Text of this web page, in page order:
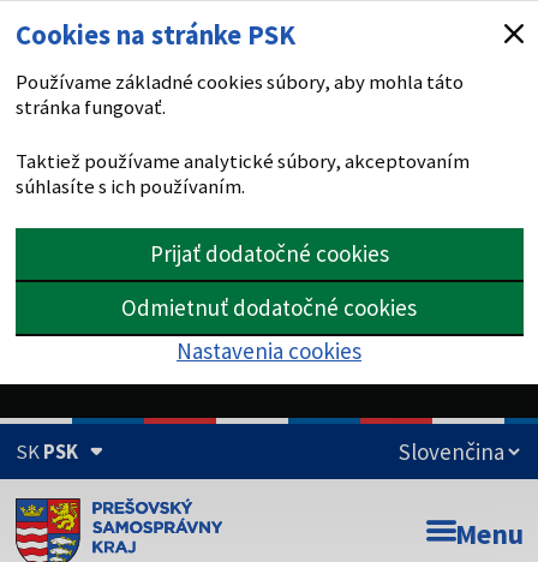
Cookies na stránke PSK
Používame základné cookies súbory, aby mohla táto
stránka fungovať.
Taktiež používame analytické súbory, akceptovaním
súhlasíte s ich používaním.
Prijať dodatočné cookies
Odmietnuť dodatočné cookies
Nastavenia cookies
SKPSK
Doména psk.sk je oficiálna Menu